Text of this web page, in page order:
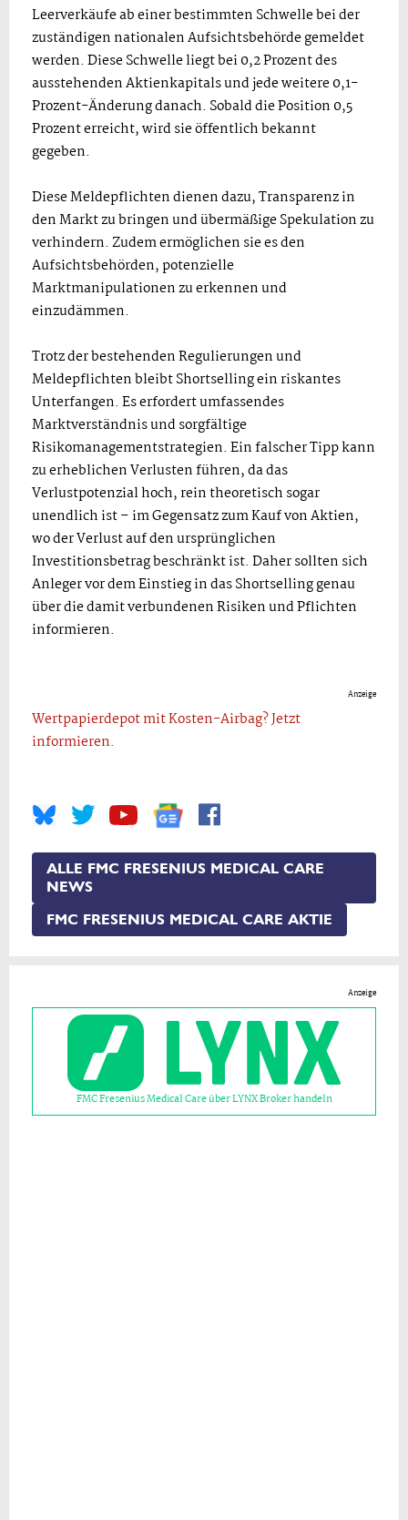
Leerverkäufe ab einer bestimmten Schwelle bei der
zuständigen nationalen Aufsichtsbehörde gemeldet
werden. Diese Schwelle liegt bei 0,2 Prozent des
ausstehenden Aktienkapitals und jede weitere 0,1-
Prozent-Änderung danach. Sobald die Position 0,5
Prozent erreicht, wird sie öffentlich bekannt
gegeben.
Diese Meldepflichten dienen dazu, Transparenz in
den Markt zu bringen und übermäßige Spekulation zu
verhindern. Zudem ermöglichen sie es den
Aufsichtsbehörden, potenzielle
Marktmanipulationen zu erkennen und
einzudämmen.
Trotz der bestehenden Regulierungen und
Meldepflichten bleibt Shortselling ein riskantes
Unterfangen. Es erfordert umfassendes
Marktverständnis und sorgfältige
Risikomanagementstrategien. Ein falscher Tipp kann
zu erheblichen Verlusten führen, da das
Verlustpotenzial hoch, rein theoretisch sogar
unendlich ist – im Gegensatz zum Kauf von Aktien,
wo der Verlust auf den ursprünglichen
Investitionsbetrag beschränkt ist. Daher sollten sich
Anleger vor dem Einstieg in das Shortselling genau
über die damit verbundenen Risiken und Pflichten
informieren.
Anzeige
Wertpapierdepot mit Kosten-Airbag? Jetzt
informieren.
ALLE FMC FRESENIUS MEDICAL CARE
NEWS
FMC FRESENIUS MEDICAL CARE AKTIE
Anzeige
FMC Fresenius Medical Care über LYNX Broker handeln